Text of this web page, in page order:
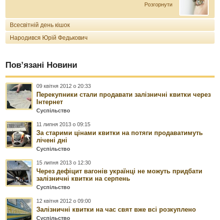
Розгорнути
Всесвітній день кішок
Народився Юрій Федькович
Пов’язані Новини
09 квітня 2012 о 20:33
Перекупники стали продавати залізничні квитки через
Інтернет
Суспільство
11 липня 2013 о 09:15
За старими цінами квитки на потяги продаватимуть
лічені дні
Суспільство
15 липня 2013 о 12:30
Через дефіцит вагонів українці не можуть придбати
залізничні квитки на серпень
Суспільство
12 квітня 2012 о 09:00
Залізничні квитки на час свят вже всі розкуплено
Суспільство